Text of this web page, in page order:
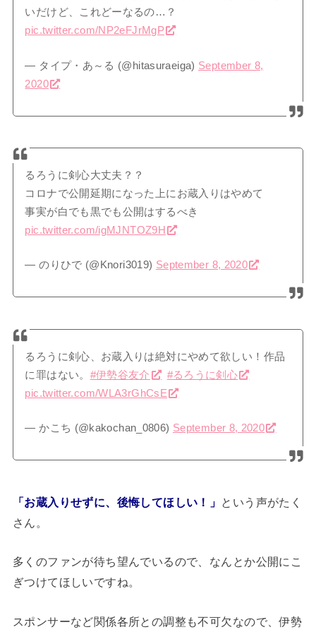
いだけど、これどーなるの…？
pic.twitter.com/NP2eFJrMgP
— タイプ・あ～る (@hitasuraeiga) September 8,
2020
るろうに剣心大丈夫？？
コロナで公開延期になった上にお蔵入りはやめて
事実が白でも黒でも公開はするべき
pic.twitter.com/igMJNTOZ9H
— のりひで (@Knori3019) September 8, 2020
るろうに剣心、お蔵入りは絶対にやめて欲しい！作品
に罪はない。 #伊勢谷友介
#るろうに剣心
pic.twitter.com/WLA3rGhCsE
— かこち (@kakochan_0806) September 8, 2020
「お蔵入りせずに、後悔してほしい！」 という声がたく
さん。
多くのファンが待ち望んでいるので、なんとか公開にこ
ぎつけてほしいですね。
スポンサーなど関係各所との調整も不可欠なので、伊勢